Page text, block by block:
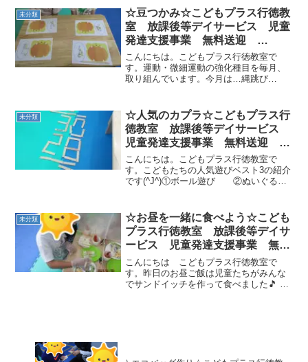
リスマスツリー制作★たくさん飾りをつ
けてくれました(^○^)★...
未分類
☆豆つかみ☆こどもプラス行徳教
室 放課後等デイサービス 児童
発達支援事業 無料送迎
ADHD 自閉症 発達障がい 運
動療育 遊び 南行徳 市川市
浦安市
こんにちは。こどもプラス行徳教室で
す。運動・微細運動の強化種目を毎月、
取り組んでいます。今月は…縄跳び
ていきます。箸の持ち方や豆を持ち上げ
る…気を付けて取り組みました...
未分類
☆人気のカプラ☆こどもプラス行
徳教室 放課後等デイサービス
児童発達支援事業 無料送迎
ADHD 自閉症 発達障がい 運
動療育 遊び 南行徳 市川市
浦安市
こんにちは。こどもプラス行徳教室で
す。こどもたちの人気遊びベスト3の紹介
です(^J^)①ボール遊び ②ぬいぐる
作ったり…こどもたちの背より高くとチ
ャレンジしています。積...
未分類
☆お昼を一緒に食べよう☆こども
プラス行徳教室 放課後等デイサ
ービス 児童発達支援事業 無料
送迎 ADHD 自閉症 発達障が
い 運動療育 遊び 南行徳 市
川市 浦安市
こんにちは こどもプラス行徳教室で
す。昨日のお昼ご飯は児童たちがみんな
でサンドイッチを作って食べました🎵 お